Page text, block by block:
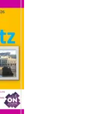
la
a
la